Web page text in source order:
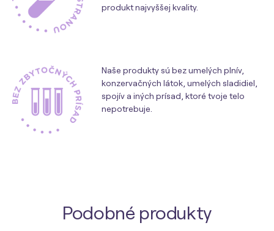
produkt najvyššej kvality.
Naše produkty sú bez umelých plnív,
konzervačných látok, umelých sladidiel,
spojív a iných prísad, ktoré tvoje telo
nepotrebuje.
Podobné produkty